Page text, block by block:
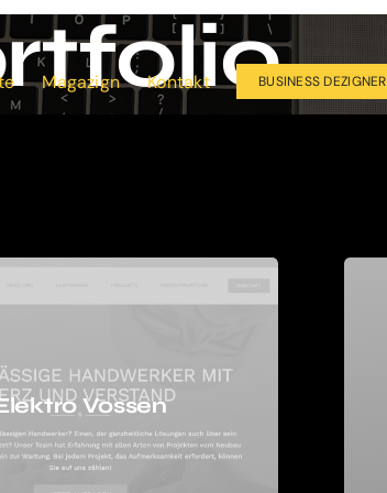
Magazign Kontakt BUSINESS DEZIGNER
Vossen